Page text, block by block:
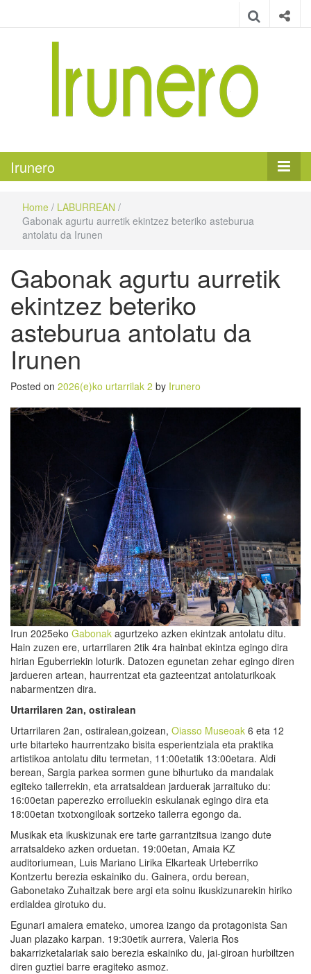
Irunero
Home / LABURREAN /
Gabonak agurtu aurretik ekintzez beteriko asteburua
antolatu da Irunen
Gabonak agurtu aurretik
ekintzez beteriko
asteburua antolatu da
Irunen
Posted on 2026(e)ko urtarrilak 2 by Irunero
Irun 2025eko Gabonak agurtzeko azken ekintzak antolatu ditu.
Hain zuzen ere, urtarrilaren 2tik 4ra hainbat ekintza egingo dira
hirian Eguberriekin loturik. Datozen egunetan zehar egingo diren
jardueren artean, haurrentzat eta gazteentzat antolaturikoak
nabarmentzen dira.
Urtarrilaren 2an, ostiralean
Urtarrilaren 2an, ostiralean,goizean, Oiasso Museoak 6 eta 12
urte bitarteko haurrentzako bisita esperientziala eta praktika
artistikoa antolatu ditu termetan, 11:00etatik 13:00etara. Aldi
berean, Sargia parkea sormen gune bihurtuko da mandalak
egiteko tailerrekin, eta arratsaldean jarduerak jarraituko du:
16:00etan paperezko erroiluekin eskulanak egingo dira eta
18:00etan txotxongiloak sortzeko tailerra egongo da.
Musikak eta ikuskizunak ere tarte garrantzitsua izango dute
arratsaldeko azken orduetan. 19:00etan, Amaia KZ
auditoriumean, Luis Mariano Lirika Elkarteak Urteberriko
Kontzertu berezia eskainiko du. Gainera, ordu berean,
Gabonetako Zuhaitzak bere argi eta soinu ikuskizunarekin hiriko
erdialdea girotuko du.
Egunari amaiera emateko, umorea izango da protagonista San
Juan plazako karpan. 19:30etik aurrera, Valeria Ros
bakarrizketalariak saio berezia eskainiko du, jai-giroan hurbiltzen
diren guztiei barre eragiteko asmoz.